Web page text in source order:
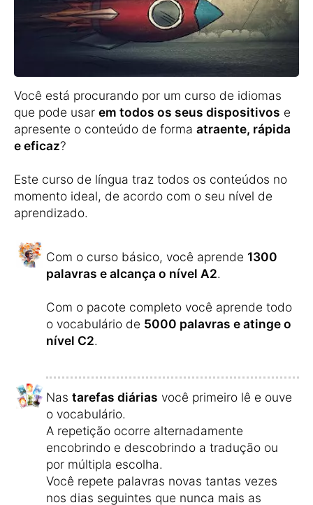
Você está procurando por um curso de idiomas
que pode usar em todos os seus dispositivos e
apresente o conteúdo de forma atraente, rápida
e eficaz?
Este curso de língua traz todos os conteúdos no
momento ideal, de acordo com o seu nível de
aprendizado.
Com o curso básico, você aprende 1300
palavras e alcança o nível A2.
Com o pacote completo você aprende todo
o vocabulário de 5000 palavras e atinge o
nível C2.
Nas tarefas diárias você primeiro lê e ouve
o vocabulário.
A repetição ocorre alternadamente
encobrindo e descobrindo a tradução ou
por múltipla escolha.
Você repete palavras novas tantas vezes
nos dias seguintes que nunca mais as